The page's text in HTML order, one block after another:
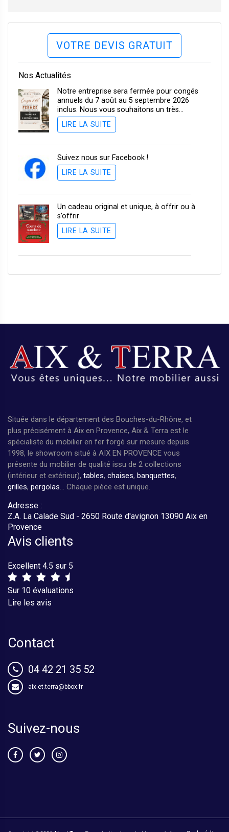
VOTRE DEVIS GRATUIT
Nos Actualités
Notre entreprise sera fermée pour congés
annuels du 7 août au 5 septembre 2026
inclus. Nous vous souhaitons un très…
LIRE LA SUITE
Suivez nous sur Facebook !
LIRE LA SUITE
Un cadeau original et unique, à offrir ou à
s’offrir
LIRE LA SUITE
Située dans le département des Bouches-du-Rhône, et
plus précisément à Aix en Provence, Aix & Terra est le
spécialiste du mobilier en fer forgé sur mesure depuis
1998, le showroom situé à AIX EN PROVENCE vous
présente du mobilier de qualité issu de 2 collections
(intérieur et extérieur), tables, chaises, banquettes,
grilles, pergolas... Chaque pièce est unique.
Adresse :
Z.A. La Calade Sud - 2650 Route d'avignon 13090 Aix en
Provence
Avis clients
Excellent 4.5 sur 5
Sur 10 évaluations
Lire les avis
Contact
04 42 21 35 52
aix.et.terra@bbox.fr
Suivez-nous